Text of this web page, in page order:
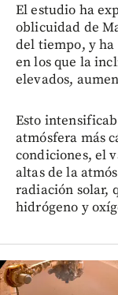
El estudio ha
oblicuidad de
del tiempo, y
en los que la
elevados,
Esto
atmósfera más
condiciones, el
altas de la
radiación solar,
hidrógeno y